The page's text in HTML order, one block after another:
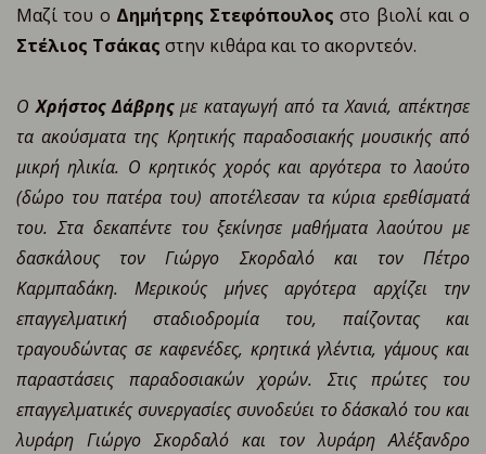
Μαζί του ο Δημήτρης Στεφόπουλος στο βιολί και ο
Στέλιος Τσάκας στην κιθάρα και το ακορντεόν.
ΟΧρήστος Δάβρηςμε καταγωγή από τα Χανιά, απέκτησε
τα ακούσματα της Κρητικής παραδοσιακής μουσικής από
μικρή ηλικία. Ο κρητικός χορός και αργότερα το λαούτο
(δώρο του πατέρα του) αποτέλεσαν τα κύρια ερεθίσματά
του. Στα δεκαπέντε του ξεκίνησε μαθήματα λαούτου με
δασκάλους τον Γιώργο Σκορδαλό και τον Πέτρο
Καρμπαδάκη. Μερικούς μήνες αργότερα αρχίζει την
επαγγελματική σταδιοδρομία του, παίζοντας και
τραγουδώντας σε καφενέδες, κρητικά γλέντια, γάμους και
παραστάσεις παραδοσιακών χορών. Στις πρώτες του
επαγγελματικές συνεργασίες συνοδεύει το δάσκαλό του και
λυράρη Γιώργο Σκορδαλό και τον λυράρη Αλέξανδρο